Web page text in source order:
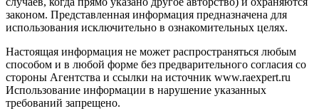
законом. Представленная информация предназначена для
использования исключительно в ознакомительных целях.
Настоящая информация не может распространяться любым
способом и в любой форме без предварительного согласия со
стороны Агентства и ссылки на источник www.raexpert.ru
Использование информации в нарушение указанных
требований запрещено.